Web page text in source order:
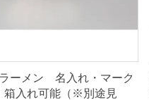
ーメン 名入れ・マーク
入れ可能（※別途見